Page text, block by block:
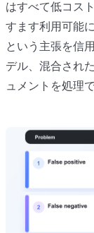
はすべて低コス
すます利用可能
という主張を信
デル、混合され
ュメントを処理